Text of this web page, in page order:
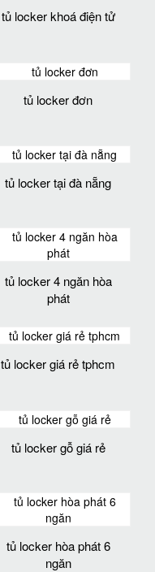
tủ locker khoá điện tử
tủ locker đơn
tủ locker tại đà nẵng
tủ locker 4 ngăn hòa
phát
tủ locker giá rẻ tphcm
tủ locker gỗ giá rẻ
tủ locker hòa phát 6
ngăn